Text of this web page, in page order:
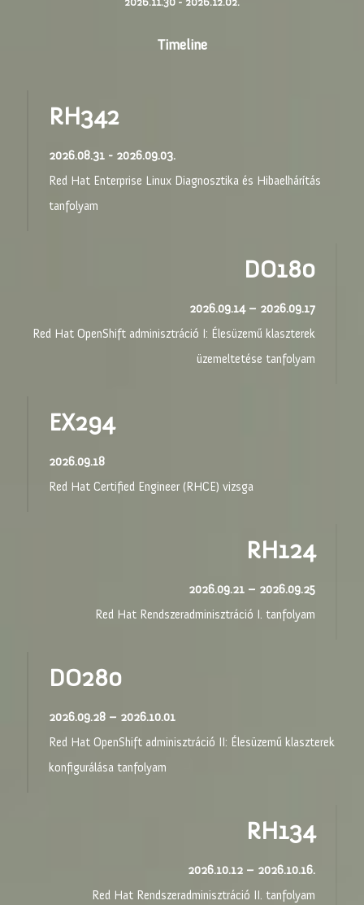
Timeline
RH342
2026.08.31 - 2026.09.03.
Red Hat Enterprise Linux Diagnosztika és Hibaelhárítás
tanfolyam
DO180
2026.09.14 – 2026.09.17
Red Hat OpenShift adminisztráció I: Élesüzemű klaszterek
üzemeltetése tanfolyam
EX294
2026.09.18
Red Hat Certified Engineer (RHCE) vizsga
RH124
2026.09.21 – 2026.09.25
Red Hat Rendszeradminisztráció I. tanfolyam
DO280
2026.09.28 – 2026.10.01
Red Hat OpenShift adminisztráció II: Élesüzemű klaszterek
konfigurálása tanfolyam
RH134
2026.10.12 – 2026.10.16.
Red Hat Rendszeradminisztráció II. tanfolyam